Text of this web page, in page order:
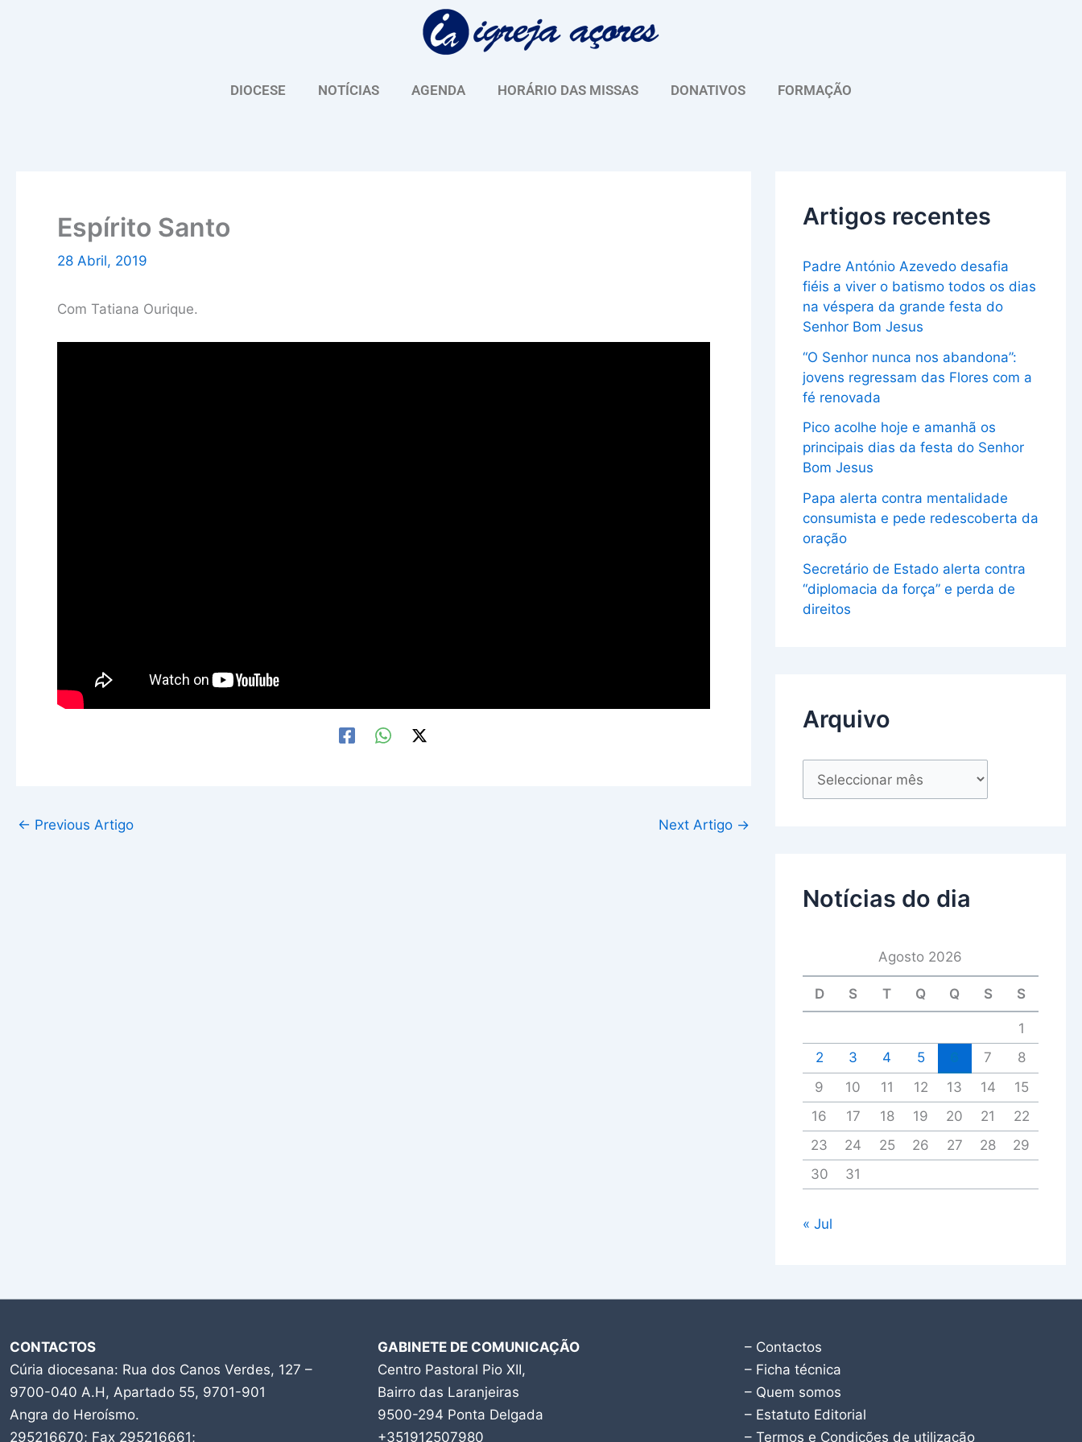
DIOCESE NOTÍCIAS AGENDA HORÁRIO DAS MISSAS DONATIVOS FORMAÇÃO
Espírito Santo
28 Abril, 2019
Com Tatiana Ourique.
← Previous Artigo Next Artigo →
Artigos recentes
Padre António Azevedo desafia
fiéis a viver o batismo todos os dias
na véspera da grande festa do
Senhor Bom Jesus
“O Senhor nunca nos abandona”:
jovens regressam das Flores com a
fé renovada
Pico acolhe hoje e amanhã os
principais dias da festa do Senhor
Bom Jesus
Papa alerta contra mentalidade
consumista e pede redescoberta da
oração
Secretário de Estado alerta contra
“diplomacia da força” e perda de
direitos
Arquivo
u
Notícias do dia
Agosto 2026
D S T Q Q S S
1
2
3 4 5 7
8
9
10 11 12 13 14
15
16
17 18 19 20 21
22
23
24 25 26 27 28
29
30
31
« Jul
CONTACTOS
Cúria diocesana: Rua dos Canos Verdes, 127 –
9700-040 A.H, Apartado 55, 9701-901
Angra do Heroísmo.
295216670; Fax 295216661;
GABINETE DE COMUNICAÇÃO
Centro Pastoral Pio XII,
Bairro das Laranjeiras
9500-294 Ponta Delgada
+351912507980
– Contactos
– Ficha técnica
– Quem somos
– Estatuto Editorial
– Termos e Condições de utilização